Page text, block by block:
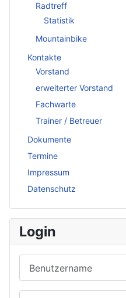
Radtreff
Statistik
Mountainbike
Kontakte
Vorstand
erweiterter Vorstand
Fachwarte
Trainer / Betreuer
Dokumente
Termine
Impressum
Datenschutz
Login